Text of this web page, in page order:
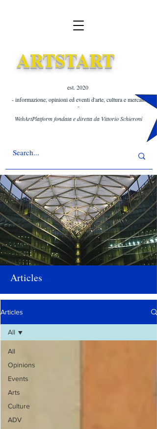
ARTSTART
est. 2020 ​
- informazione, opinioni ed eventi d'arte, cultura e mercato
-
WebArtPlatform fondata e diretta da Vittorio Schieroni
Articles
Articles
All
Opinions
Events
Arts
Culture
ADV
All